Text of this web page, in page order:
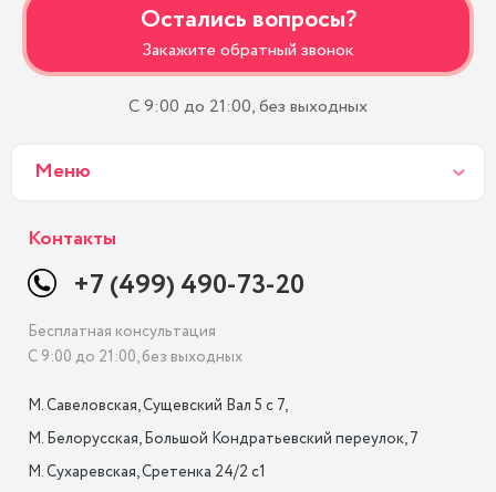
Остались вопросы?
Закажите обратный звонок
С 9:00 до 21:00, без выходных
Меню
Контакты
+7 (499) 490-73-20
Бесплатная консультация
С 9:00 до 21:00, без выходных
М. Савеловская, Сущевский Вал 5 с 7,
М. Белорусская, Большой Кондратьевский переулок, 7
М. Сухаревская, Сретенка 24/2 с1